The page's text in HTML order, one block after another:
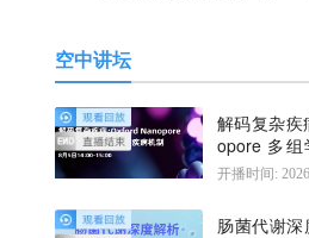
空中讲坛
解码复杂疾
opore 多
示疾病机制
开播时间:
肠菌代谢